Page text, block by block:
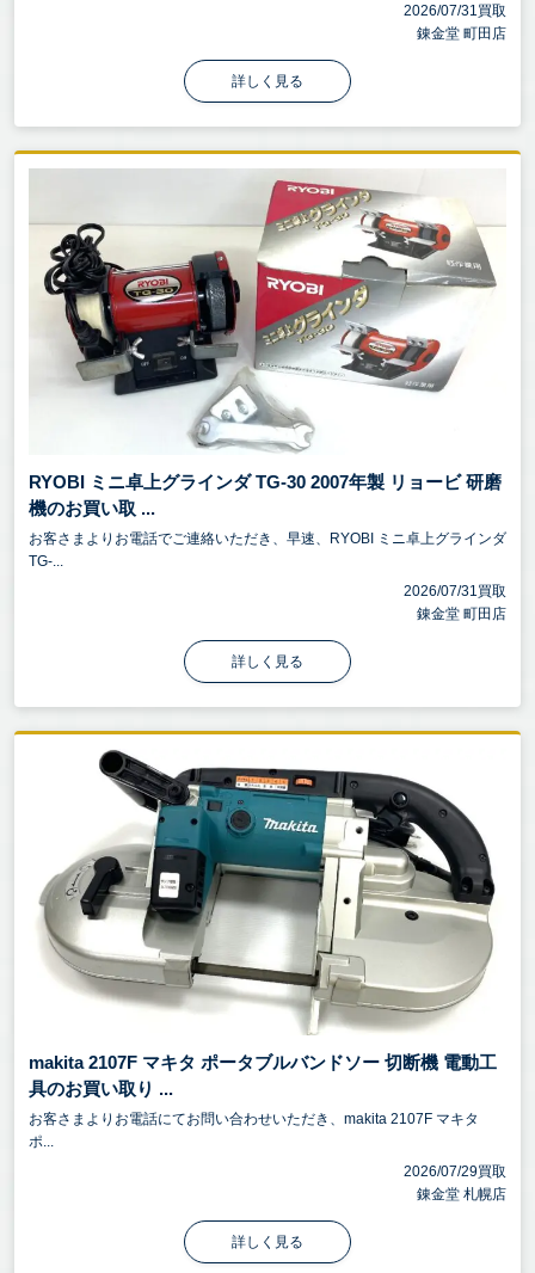
2026/07/31買取
錬金堂 町田店
詳しく見る
RYOBI ミニ卓上グラインダ TG-30 2007年製 リョービ 研磨
機のお買い取 ...
お客さまよりお電話でご連絡いただき、早速、RYOBI ミニ卓上グラインダ
TG-...
2026/07/31買取
錬金堂 町田店
詳しく見る
makita 2107F マキタ ポータブルバンドソー 切断機 電動工
具のお買い取り ...
お客さまよりお電話にてお問い合わせいただき、makita 2107F マキタ
ポ...
2026/07/29買取
錬金堂 札幌店
詳しく見る